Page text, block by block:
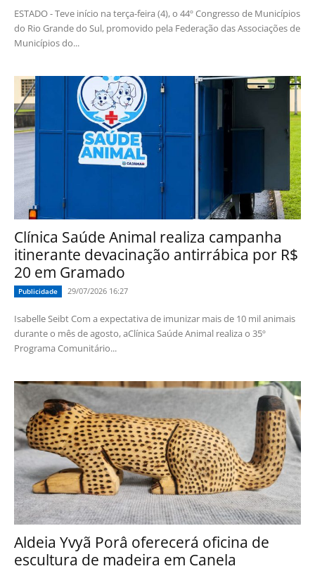
ESTADO - Teve início na terça-feira (4), o 44º Congresso de Municípios
do Rio Grande do Sul, promovido pela Federação das Associações de
Municípios do...
Clínica Saúde Animal realiza campanha
itinerante devacinação antirrábica por R$
20 em Gramado
Publicidade 29/07/2026 16:27
Isabelle Seibt Com a expectativa de imunizar mais de 10 mil animais
durante o mês de agosto, aClínica Saúde Animal realiza o 35º
Programa Comunitário...
Aldeia Yvyã Porâ oferecerá oficina de
escultura de madeira em Canela